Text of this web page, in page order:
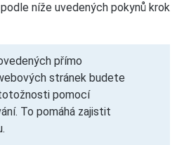
níže uvedených pokynů krok
přímo
stránek budete
pomocí
To pomáhá zajistit